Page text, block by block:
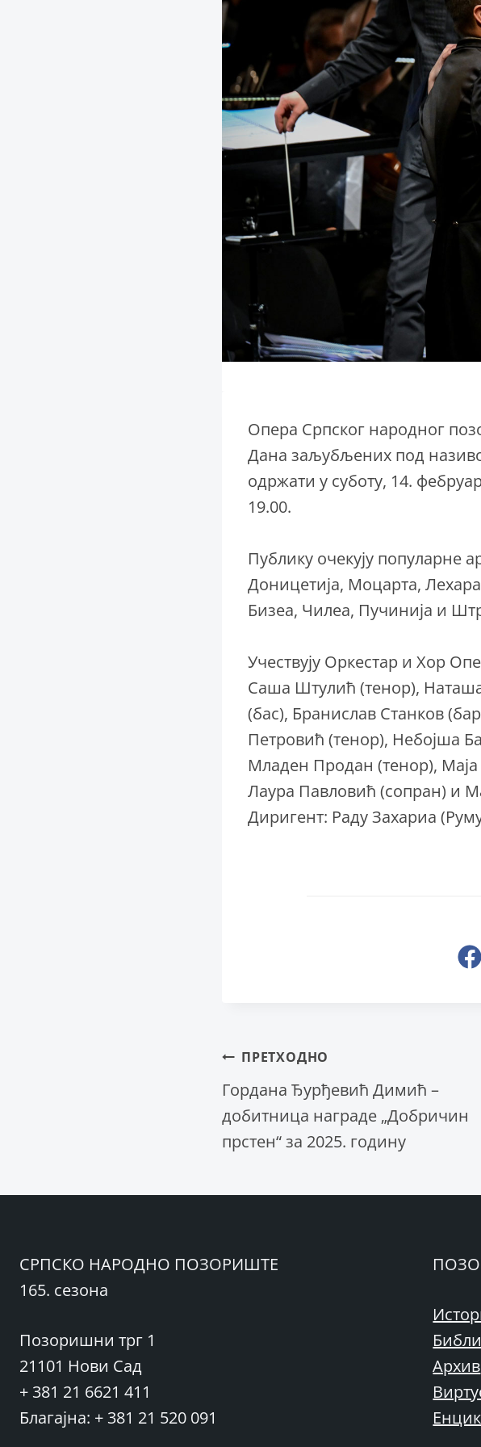
Опера Српског народног
Дана заљубљених под
одржати у суботу, 14.
19.00.
Публику очекују популарне
Доницетија, Моцарта,
Бизеа, Чилеа, Пучинија и
Учествују Оркестар и Хор
Саша Штулић (тенор),
(бас), Бранислав Станков
Петровић (тенор), Небојша
Младен Продан (тенор),
Лаура Павловић (сопран) и
Диригент: Раду Захариа
Кретање
чланка
ПРЕТХОДНО
Гордана Ђурђевић Димић –
добитница награде „Добричин
прстен“ за 2025. годину
СРПСКО НАРОДНО ПОЗОРИШТЕ
165. сезона
Позоришни трг 1
21101 Нови Сад
+ 381 21 6621 411
Благајна: + 381 21 520 091
Архив